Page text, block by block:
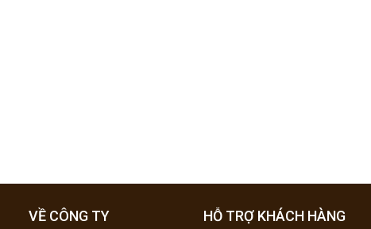
VỀ CÔNG TY HỖ TRỢ KHÁCH HÀNG